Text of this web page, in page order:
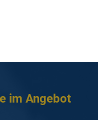
im Angebot